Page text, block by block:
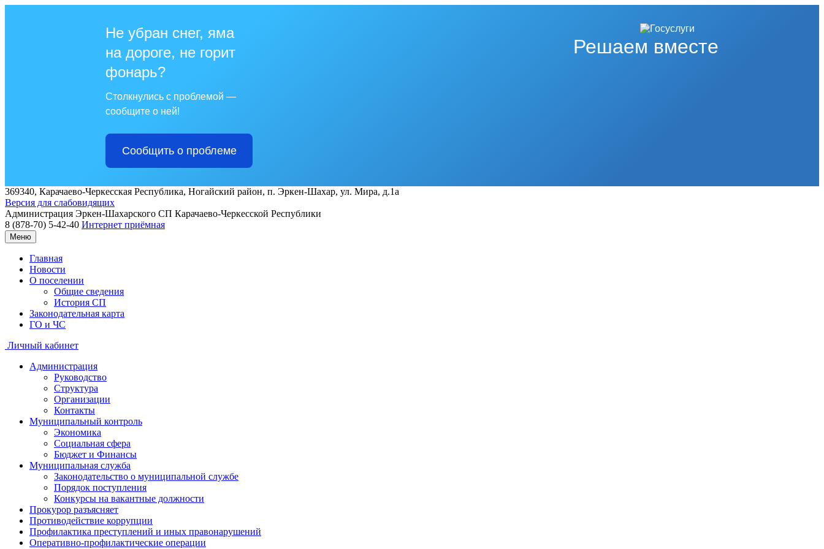
Решаем вместе
Не убран снег, яма
на дороге, не горит
фонарь?
Столкнулись с проблемой —
сообщите о ней!
Сообщить о проблеме
369340, Карачаево-Черкесская Республика, Ногайский район, п. Эркен-Шахар, ул. Мира, д.1a
Версия для слабовидящих
Администрация Эркен-Шахарского СП Карачаево-Черкесской Республики
8 (878-70) 5-42-40 Интернет приёмная
Меню
Главная
Новости
О поселении
Общие сведения
История СП
Законодательная карта
ГО и ЧС
Личный кабинет
Администрация
Руководство
Структура
Организации
Контакты
Муниципальный контроль
Экономика
Социальная сфера
Бюджет и Финансы
Муниципальная служба
Законодательство о муниципальной службе
Порядок поступления
Конкурсы на вакантные должности
Прокурор разъясняет
Противодействие коррупции
Профилактика преступлений и иных правонарушений
Оперативно-профилактические операции